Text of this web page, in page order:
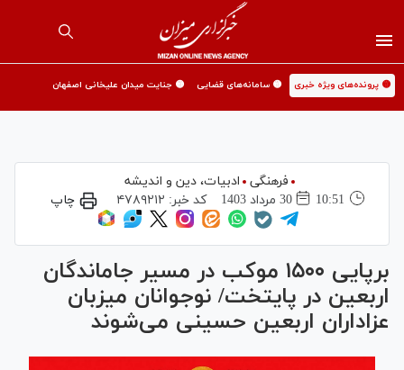
🟡 پرونده‌های ویژه خبری 🟡 سامانه‌های قضایی 🟡 جنایت میدان علیخانی اصفهان
فرهنگی
ادبیات، دین و اندیشه
10:51
30 مرداد 1403 کد خبر: ۴۷۸۹۲۱۲ چاپ
برپایی ۱۵۰۰ موکب در مسیر جاماندگان
اربعین در پایتخت/ نوجوانان میزبان
عزاداران اربعین حسینی می‌شوند